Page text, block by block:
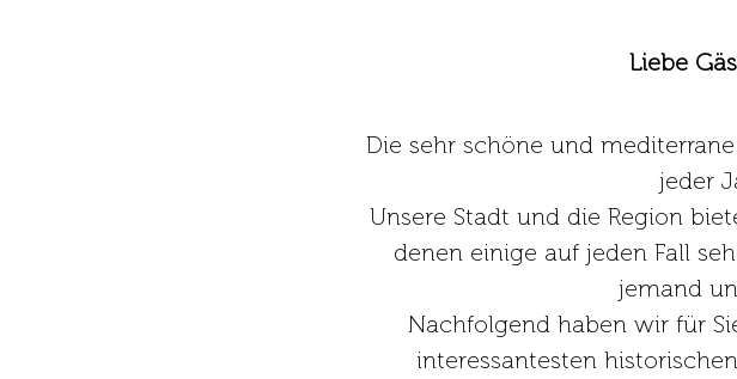
Liebe
Die sehr schöne und
jeder
Unsere Stadt und die Region
denen einige auf jeden Fall
jemand
Nachfolgend haben wir für
interessantesten